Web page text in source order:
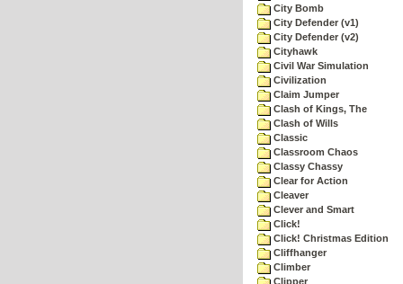
City Bomb
City Defender (v1)
City Defender (v2)
Cityhawk
Civil War Simulation
Civilization
Claim Jumper
Clash of Kings, The
Clash of Wills
Classic
Classroom Chaos
Classy Chassy
Clear for Action
Cleaver
Clever and Smart
Click!
Click! Christmas Edition
Cliffhanger
Climber
Clipper